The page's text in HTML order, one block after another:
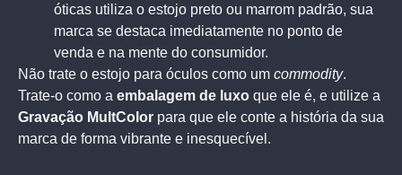
óticas utiliza o estojo preto ou marrom padrão, sua
marca se destaca imediatamente no ponto de
venda e na mente do consumidor.
Não trate o estojo para óculos como um commodity.
Trate-o como a embalagem de luxo que ele é, e utilize a
Gravação MultColor para que ele conte a história da sua
marca de forma vibrante e inesquecível.